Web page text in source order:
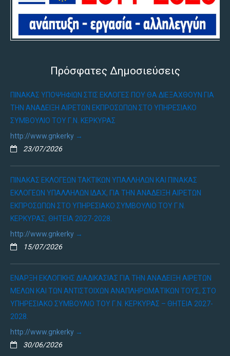
Πρόσφατες Δημοσιεύσεις
ΠΊΝΑΚΑΣ ΥΠΟΨΗΦΊΩΝ ΣΤΙΣ ΕΚΛΟΓΈΣ ΠΟΥ ΘΑ ΔΙΕΞΑΧΘΟΎΝ ΓΙΑ
ΤΗΝ ΑΝΆΔΕΙΞΗ ΑΙΡΕΤΏΝ ΕΚΠΡΟΣΏΠΩΝ ΣΤΟ ΥΠΗΡΕΣΙΑΚΌ
ΣΥΜΒΟΎΛΙΟ ΤΟΥ Γ.Ν. ΚΈΡΚΥΡΑΣ
http://www.gnkerky
23/07/2026
ΠΊΝΑΚΑΣ ΕΚΛΟΓΈΩΝ ΤΑΚΤΙΚΏΝ ΥΠΑΛΛΉΛΩΝ ΚΑΙ ΠΊΝΑΚΑΣ
ΕΚΛΟΓΈΩΝ ΥΠΑΛΛΉΛΩΝ ΙΔΑΧ, ΓΙΑ ΤΗΝ ΑΝΆΔΕΙΞΗ ΑΙΡΕΤΏΝ
ΕΚΠΡΟΣΏΠΩΝ ΣΤΟ ΥΠΗΡΕΣΙΑΚΌ ΣΥΜΒΟΎΛΙΟ ΤΟΥ Γ.Ν.
ΚΈΡΚΥΡΑΣ, ΘΗΤΕΊΑ 2027-2028.
http://www.gnkerky
15/07/2026
ΈΝΑΡΞΗ ΕΚΛΟΓΙΚΉΣ ΔΙΑΔΙΚΑΣΊΑΣ ΓΙΑ ΤΗΝ ΑΝΆΔΕΙΞΗ ΑΙΡΕΤΏΝ
ΜΕΛΏΝ ΚΑΙ ΤΩΝ ΑΝΤΊΣΤΟΙΧΩΝ ΑΝΑΠΛΗΡΩΜΑΤΙΚΏΝ ΤΟΥΣ, ΣΤΟ
ΥΠΗΡΕΣΙΑΚΌ ΣΥΜΒΟΎΛΙΟ ΤΟΥ Γ.Ν. ΚΈΡΚΥΡΑΣ – ΘΗΤΕΙΑ 2027-
2028.
http://www.gnkerky
30/06/2026